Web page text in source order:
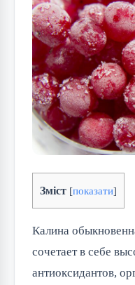
Зміст [показати]
Калина
сочетает в себе
антиоксидантов,